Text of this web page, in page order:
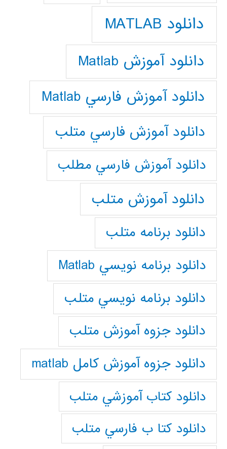
دانلود MATLAB
دانلود آموزش Matlab
دانلود آموزش فارسي Matlab
دانلود آموزش فارسي متلب
دانلود آموزش فارسي مطلب
دانلود آموزش متلب
دانلود برنامه متلب
دانلود برنامه نويسي Matlab
دانلود برنامه نويسي متلب
دانلود جزوه آموزش متلب
دانلود جزوه آموزش کامل matlab
دانلود كتاب آموزشي متلب
دانلود كتا ب فارسي متلب